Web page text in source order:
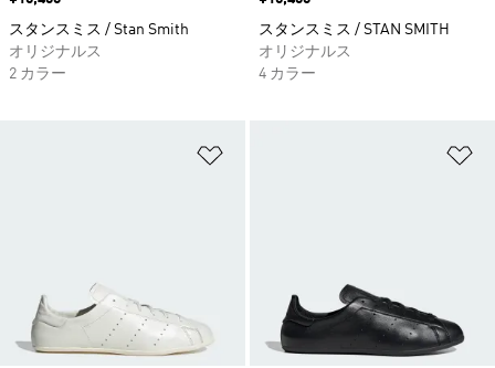
スタンスミス / Stan Smith
オリジナルス
2 カラー
スタンスミス / STAN SMITH
オリジナルス
4 カラー